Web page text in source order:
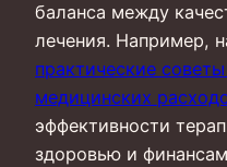
баланса между
лечения. Например,
практические
медицинских
эффективности
здоровью и